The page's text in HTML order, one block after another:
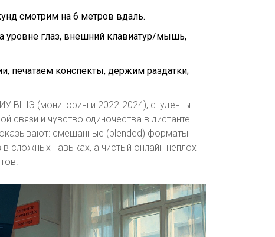
смотрим на 6 метров вдаль.
уровне глаз, внешний клавиатур/мышь,
печатаем конспекты, держим раздатки;
ВШЭ (мониторинги 2022-2024), студенты
связи и чувство одиночества в дистанте.
смешанные (blended) форматы
сложных навыках, а чистый онлайн неплох